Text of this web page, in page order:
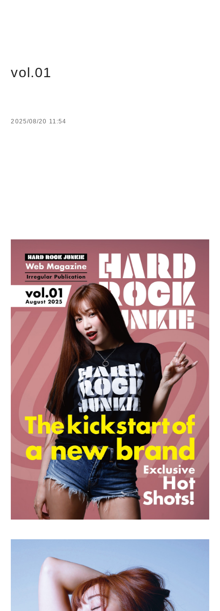
vol.01
2025/08/20 11:54